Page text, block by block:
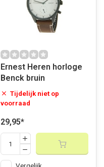
Ernest Heren horloge
Benck bruin
Tijdelijk niet op
voorraad
29,95*